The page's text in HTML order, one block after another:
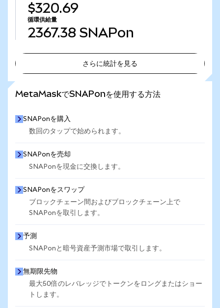
$320.69
循環供給量
2367.38 SNAPon
さらに統計を見る
MetaMaskでSNAPonを使用する方法
SNAPonを購入
数回のタップで始められます。
SNAPonを売却
SNAPonを現金に交換します。
SNAPonをスワップ
ブロックチェーン間およびブロックチェーン上で
SNAPonを取引します。
予測
SNAPonと暗号資産予測市場で取引します。
無期限先物
最大50倍のレバレッジでトークンをロングまたはショー
トします。